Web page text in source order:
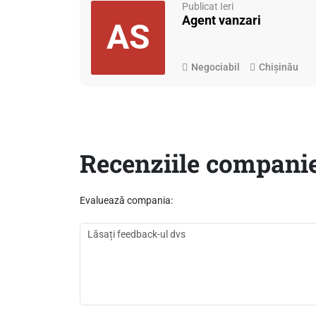
AS
Publicat Ieri
Agent vanzari
Negociabil Chișinău
Recenziile
Evaluează compania: